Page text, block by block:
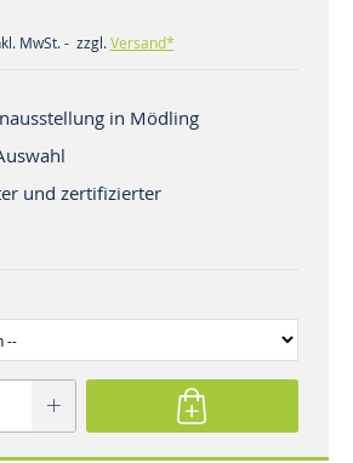
MwSt. - zzgl.Versand*
in Mödling
und zertifizierter